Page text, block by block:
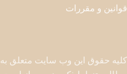
قوانین و مقررات
کلیه حقوق این وب سایت متعلق به